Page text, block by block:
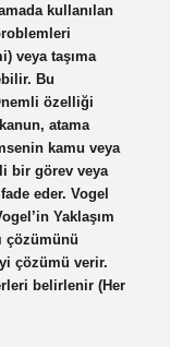
kullanılan
veya taşıma
Bu
özelliği
atama
kamu veya
bir görev veya
eder. Vogel
Yaklaşım
çözümünü
çözümü verir.
belirlenir (Her